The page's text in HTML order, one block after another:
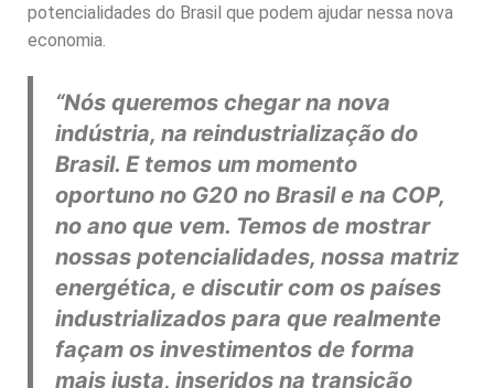
potencialidades do Brasil que podem ajudar nessa nova
economia.
“Nós queremos chegar na nova
indústria, na reindustrialização do
Brasil. E temos um momento
oportuno no G20 no Brasil e na COP,
no ano que vem. Temos de mostrar
nossas potencialidades, nossa matriz
energética, e discutir com os países
industrializados para que realmente
façam os investimentos de forma
mais justa, inseridos na transição